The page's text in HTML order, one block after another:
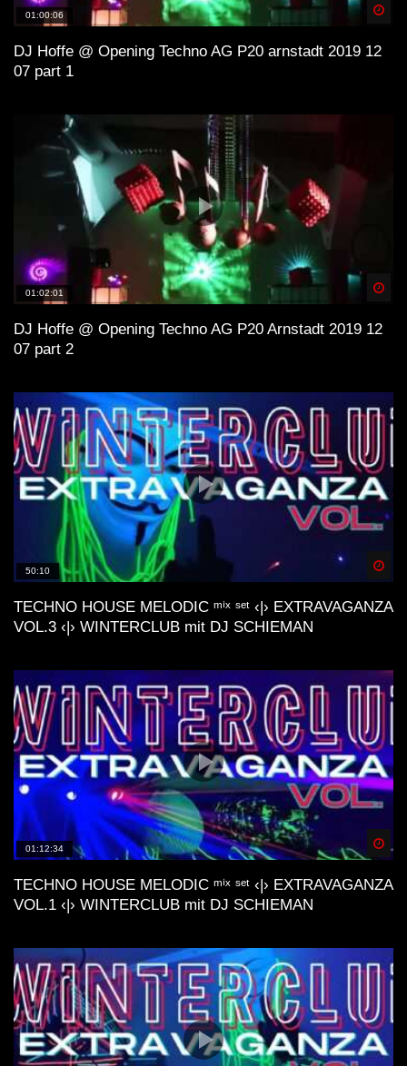
01:00:06
DJ Hoffe @ Opening Techno AG P20 arnstadt 2019 12
07 part 1
01:02:01
DJ Hoffe @ Opening Techno AG P20 Arnstadt 2019 12
07 part 2
50:10
TECHNO HOUSE MELODIC ᵐⁱˣ ˢᵉᵗ ‹|› EXTRAVAGANZA
VOL.3 ‹|› WINTERCLUB mit DJ SCHIEMAN
01:12:34
TECHNO HOUSE MELODIC ᵐⁱˣ ˢᵉᵗ ‹|› EXTRAVAGANZA
VOL.1 ‹|› WINTERCLUB mit DJ SCHIEMAN